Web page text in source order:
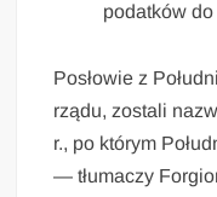
podatków
Posłowie z
rządu, zostali
r., po którym
— tłumaczy